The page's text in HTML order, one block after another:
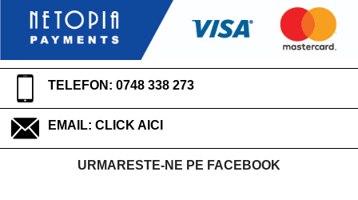
TELEFON: 0748 338 273
EMAIL: CLICK AICI
URMARESTE-NE PE FACEBOOK